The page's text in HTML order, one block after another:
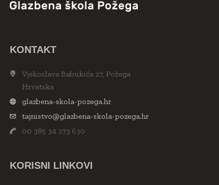
KONTAKT
Vjekoslava Babukića 27, Požega
Hrvatska
glazbena-skola-pozega.hr
tajnistvo@glazbena-skola-pozega.hr
00 385 34 273 630
KORISNI LINKOVI